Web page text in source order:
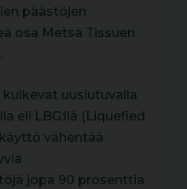
päästöjen
osa Metsä Tissuen
uusiutuvalla
eli LBG:llä (Liquefied
vähentää
jopa 90 prosenttia